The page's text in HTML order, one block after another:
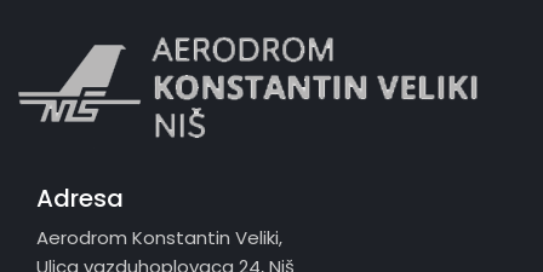
Adresa
Aerodrom Konstantin Veliki,
Ulica vazduhoplovaca 24, Niš